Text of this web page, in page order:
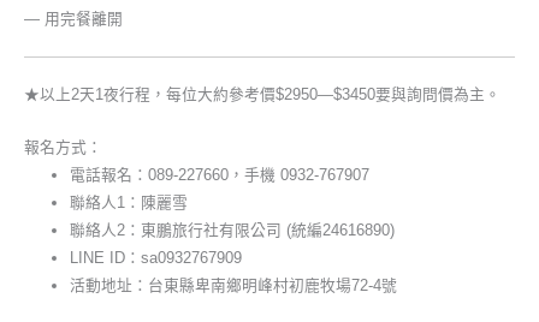
— 用完餐離開
★以上2天1夜行程，每位大約參考價$2950—$3450要與詢問價為主。
報名方式：
電話報名：089-227660，手機 0932-767907
聯絡人1：陳麗雪
聯絡人2：東鵬旅行社有限公司 (統編24616890)
LINE ID：sa0932767909
活動地址：台東縣卑南鄉明峰村初鹿牧場72-4號